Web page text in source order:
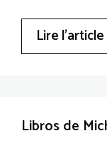
Lire l’article
Libros de